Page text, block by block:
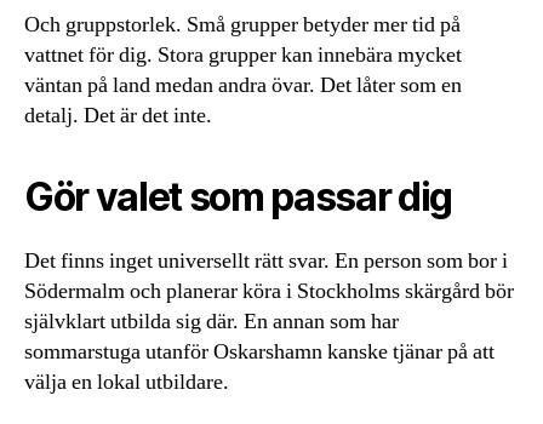
Och gruppstorlek. Små grupper betyder mer tid på
vattnet för dig. Stora grupper kan innebära mycket
väntan på land medan andra övar. Det låter som en
detalj. Det är det inte.
Gör valet som passar dig
Det finns inget universellt rätt svar. En person som bor i
Södermalm och planerar köra i Stockholms skärgård bör
självklart utbilda sig där. En annan som har
sommarstuga utanför Oskarshamn kanske tjänar på att
välja en lokal utbildare.